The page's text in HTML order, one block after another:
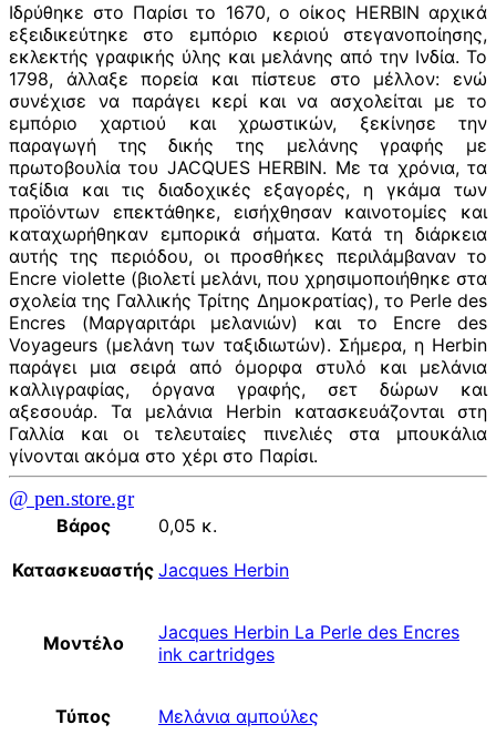
Ιδρύθηκε στο Παρίσι το 1670, ο οίκος HERBIN αρχικά
εξειδικεύτηκε στο εμπόριο κεριού στεγανοποίησης,
εκλεκτής γραφικής ύλης και μελάνης από την Ινδία. Το
1798, άλλαξε πορεία και πίστευε στο μέλλον: ενώ
συνέχισε να παράγει κερί και να ασχολείται με το
εμπόριο χαρτιού και χρωστικών, ξεκίνησε την
παραγωγή της δικής της μελάνης γραφής με
πρωτοβουλία του JACQUES HERBIN. Με τα χρόνια, τα
ταξίδια και τις διαδοχικές εξαγορές, η γκάμα των
προϊόντων επεκτάθηκε, εισήχθησαν καινοτομίες και
καταχωρήθηκαν εμπορικά σήματα. Κατά τη διάρκεια
αυτής της περιόδου, οι προσθήκες περιλάμβαναν το
Encre violette (βιολετί μελάνι, που χρησιμοποιήθηκε στα
σχολεία της Γαλλικής Τρίτης Δημοκρατίας), το Perle des
Encres (Μαργαριτάρι μελανιών) και το Encre des
Voyageurs (μελάνη των ταξιδιωτών). Σήμερα, η Herbin
παράγει μια σειρά από όμορφα στυλό και μελάνια
καλλιγραφίας, όργανα γραφής, σετ δώρων και
αξεσουάρ. Τα μελάνια Herbin κατασκευάζονται στη
Γαλλία και οι τελευταίες πινελιές στα μπουκάλια
γίνονται ακόμα στο χέρι στο Παρίσι.
@ pen.store.gr
Βάρος
0,05 κ.
Κατασκευαστής Jacques Herbin
Μοντέλο
Jacques Herbin La Perle des Encres
ink cartridges
Τύπος Μελάνια αμπούλες